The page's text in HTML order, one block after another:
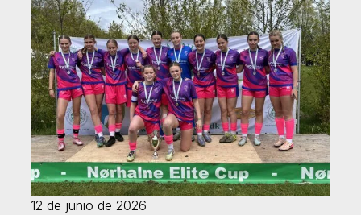
12 de junio de 2026